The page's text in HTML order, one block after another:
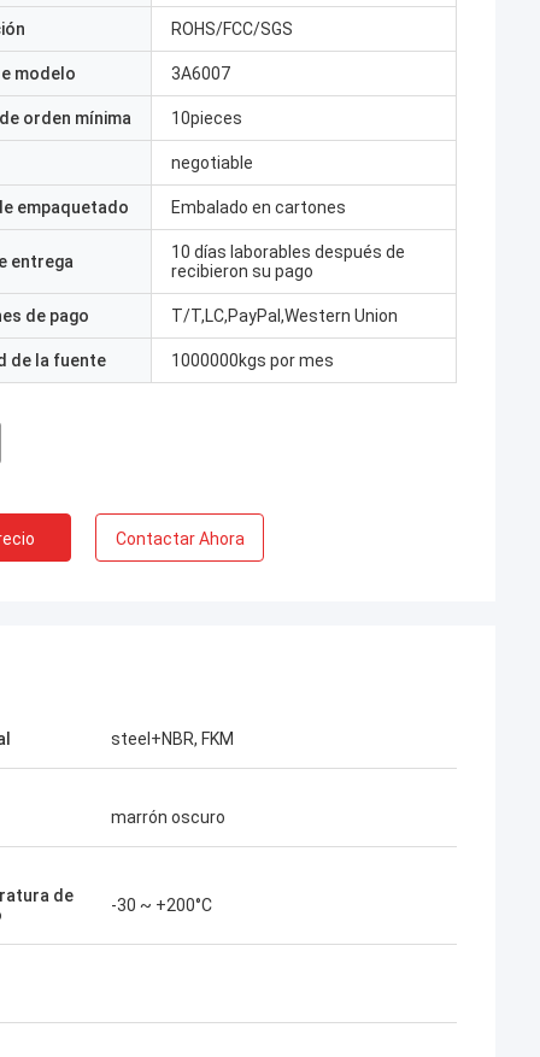
ROHS/FCC/SGS
modelo 3A6007
orden mínima 10pieces
negotiable
empaquetado Embalado en cartones
entrega
10 días laborables después de
recibieron su pago
de pago T/T,LC,PayPal,Western Union
de la fuente 1000000kgs por mes
Contactar Ahora
steel+NBR, FKM
marrón oscuro
de
-30 ~ +200°C